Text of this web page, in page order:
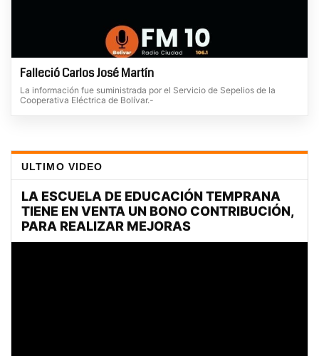
Falleció Carlos José Martín
La información fue suministrada por el Servicio de Sepelios de la
Cooperativa Eléctrica de Bolívar.-
ULTIMO VIDEO